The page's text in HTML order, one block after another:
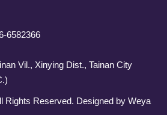
6582366
Vil., Xinying Dist., Tainan City
Rights Reserved. Designed by Weya